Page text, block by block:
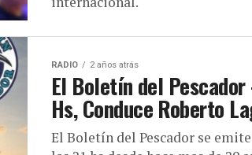
RADIO 2 años atrás
El Boletín del
Hs, Conduce Roberto
El Boletín del Pescador se